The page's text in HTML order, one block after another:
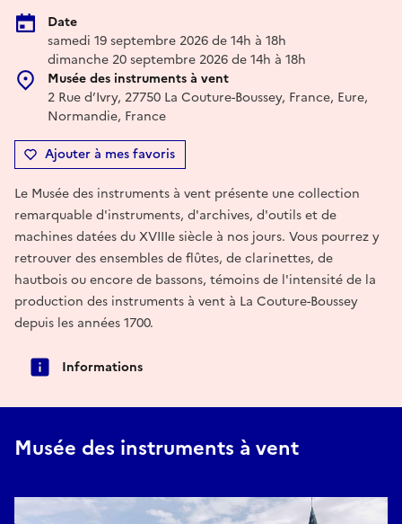
Date
samedi 19 septembre 2026 de 14h à 18h
dimanche 20 septembre 2026 de 14h à 18h
Musée des instruments à vent
2 Rue d’Ivry, 27750 La Couture-Boussey, France, Eure,
Normandie, France
Ajouter à mes favoris
Le Musée des instruments à vent présente une collection
remarquable d'instruments, d'archives, d'outils et de
machines datées du XVIIIe siècle à nos jours. Vous pourrez y
retrouver des ensembles de flûtes, de clarinettes, de
hautbois ou encore de bassons, témoins de l'intensité de la
production des instruments à vent à La Couture-Boussey
depuis les années 1700.
Informations
Musée des instruments à vent